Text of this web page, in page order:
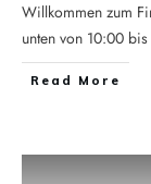
Willkommen zum
unten von 10:00
Read More